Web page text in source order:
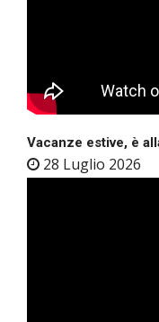
Vacanze estive, è
28 Luglio 2026